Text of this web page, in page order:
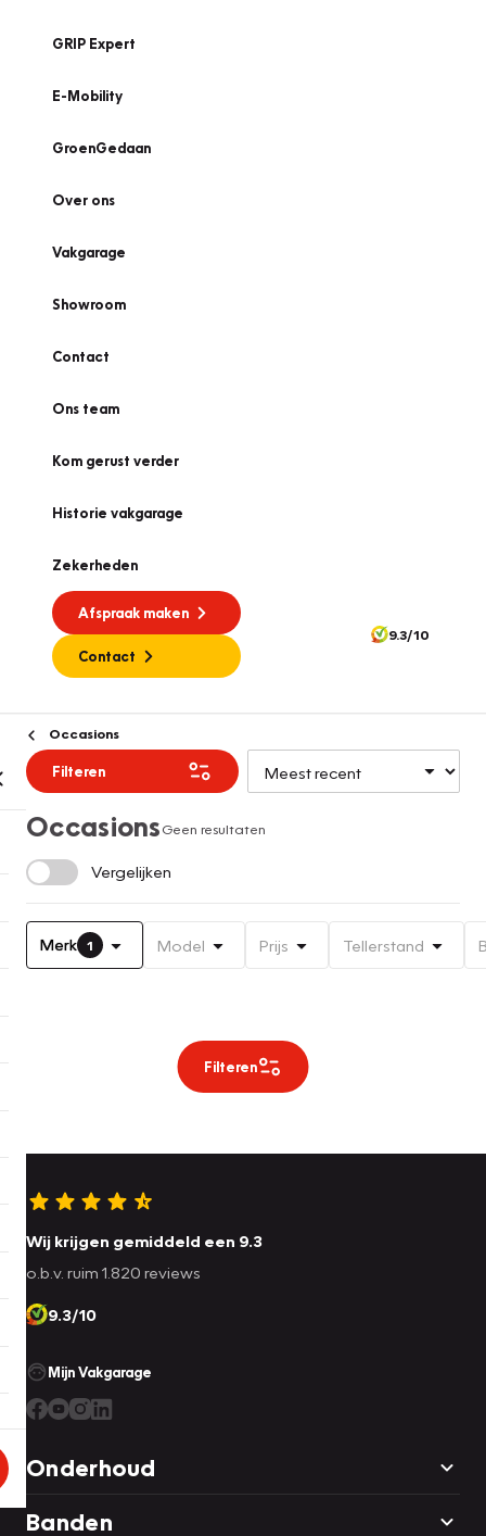
GRIP Expert
E-Mobility
GroenGedaan
Over ons
Vakgarage
Showroom
Contact
Ons team
Kom gerust verder
Historie vakgarage
Zekerheden
Afspraak maken
Contact
9.3/10
Occasions
Filteren
OccasionsGeen resultaten
Vergelijken
Merk 1 Model Prijs Tellerstand
Filteren
Wij krijgen gemiddeld een 9.3
o.b.v. ruim 1.820 reviews
9.3/10
Mijn Vakgarage
Onderhoud
Banden